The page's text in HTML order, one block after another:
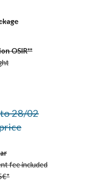
OSIR**
28/02
fee included
€*